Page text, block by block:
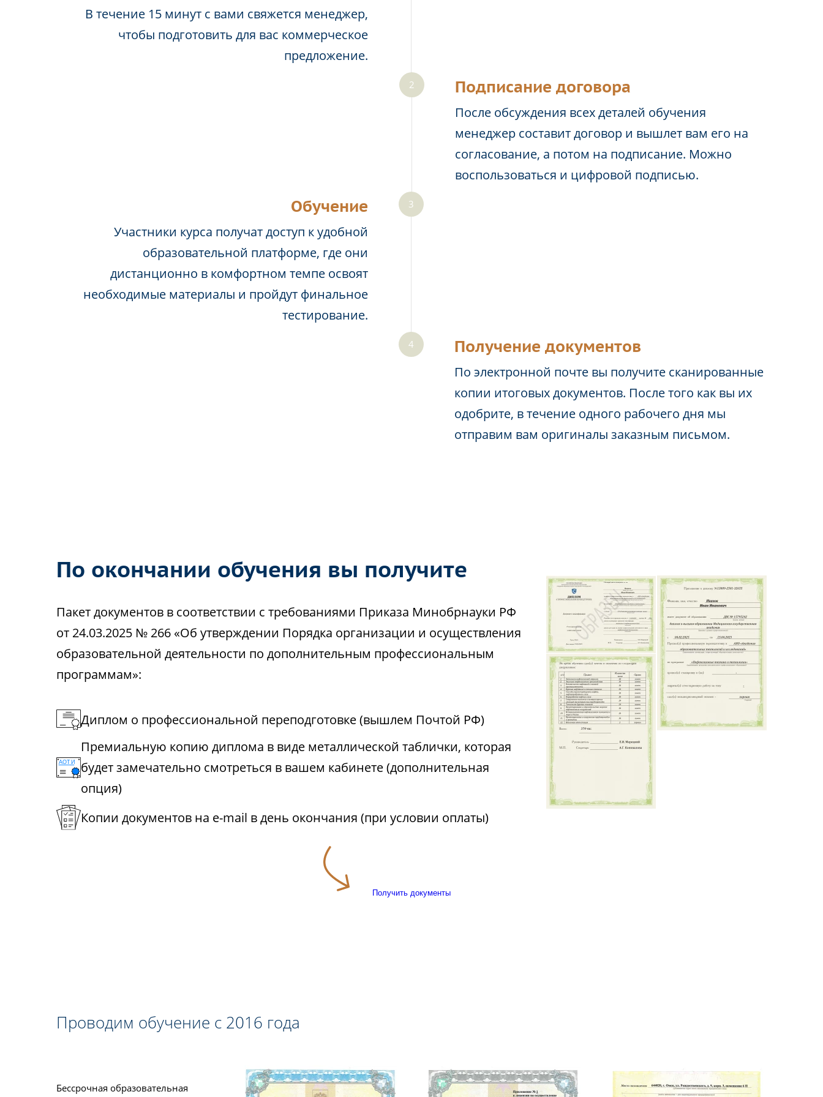
В течение 15 минут с вами свяжется менеджер,
чтобы подготовить для вас коммерческое
предложение.
Подписание договора
После обсуждения всех деталей обучения
менеджер составит договор и вышлет вам его на
согласование, а потом на подписание. Можно
воспользоваться и цифровой подписью.
Обучение
Участники курса получат доступ к удобной
образовательной платформе, где они
дистанционно в комфортном темпе освоят
необходимые материалы и пройдут финальное
тестирование.
Получение документов
По электронной почте вы получите сканированные
копии итоговых документов. После того как вы их
одобрите, в течение одного рабочего дня мы
отправим вам оригиналы заказным письмом.
По окончании обучения вы получите
Пакет документов в соответствии с требованиями Приказа Минобрнауки РФ
от 24.03.2025 № 266 «Об утверждении Порядка организации и осуществления
образовательной деятельности по дополнительным профессиональным
программам»:
Диплом о профессиональной переподготовке (вышлем Почтой РФ)
Премиальную копию диплома в виде металлической таблички, которая
будет замечательно смотреться в вашем кабинете (дополнительная
опция)
Копии документов на e-mail в день окончания (при условии оплаты)
Получить документы
Проводим обучение с 2016 года
Бессрочная образовательная